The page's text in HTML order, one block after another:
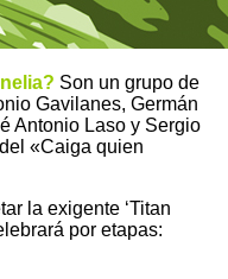
? Son un grupo de
Gavilanes, Germán
Antonio Laso y Sergio
«Caiga quien
la exigente ‘Titan
por etapas: